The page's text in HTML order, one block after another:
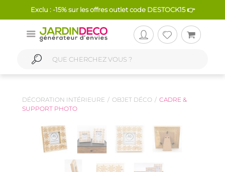
Exclu : -15% sur les offres outlet code DESTOCK15 👉
DÉCORATION INTÉRIEURE OBJET DÉCO
CADRE &
SUPPORT PHOTO